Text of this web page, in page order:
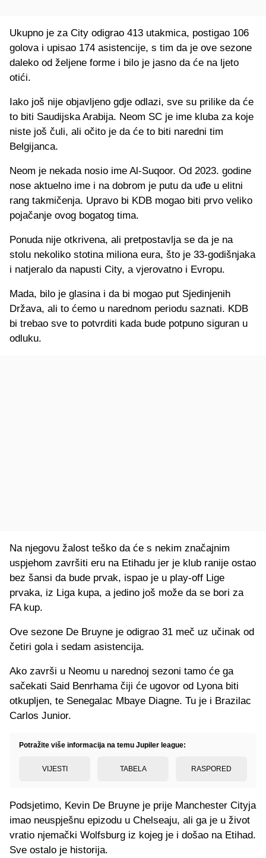
Ukupno je za City odigrao 413 utakmica, postigao 106
golova i upisao 174 asistencije, s tim da je ove sezone
daleko od željene forme i bilo je jasno da će na ljeto
otići.
Iako još nije objavljeno gdje odlazi, sve su prilike da će
to biti Saudijska Arabija. Neom SC je ime kluba za koje
niste još čuli, ali očito je da će to biti naredni tim
Belgijanca.
Neom je nekada nosio ime Al-Suqoor. Od 2023. godine
nose aktuelno ime i na dobrom je putu da uđe u elitni
rang takmičenja. Upravo bi KDB mogao biti prvo veliko
pojačanje ovog bogatog tima.
Ponuda nije otkrivena, ali pretpostavlja se da je na
stolu nekoliko stotina miliona eura, što je 33-godišnjaka
i natjeralo da napusti City, a vjerovatno i Evropu.
Mada, bilo je glasina i da bi mogao put Sjedinjenih
Država, ali to ćemo u narednom periodu saznati. KDB
bi trebao sve to potvrditi kada bude potpuno siguran u
odluku.
Na njegovu žalost teško da će s nekim značajnim
uspjehom završiti eru na Etihadu jer je klub ranije ostao
bez šansi da bude prvak, ispao je u play-off Lige
prvaka, iz Liga kupa, a jedino još može da se bori za
FA kup.
Ove sezone De Bruyne je odigrao 31 meč uz učinak od
četiri gola i sedam asistencija.
Ako završi u Neomu u narednoj sezoni tamo će ga
sačekati Said Benrhama čiji će ugovor od Lyona biti
otkupljen, te Senegalac Mbaye Diagne. Tu je i Brazilac
Carlos Junior.
Potražite više informacija na temu Jupiler league:
VIJESTI TABELA RASPORED
Podsjetimo, Kevin De Bruyne je prije Manchester Cityja
imao neuspješnu epizodu u Chelseaju, ali ga je u život
vratio njemački Wolfsburg iz kojeg je i došao na Etihad.
Sve ostalo je historija.